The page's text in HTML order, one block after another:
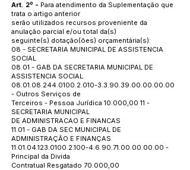
Art. 2º - Para atendimento da Suplementação que
trata o artigo anterior
serão utilizados recursos proveniente da
anulação parcial e/ou total da(s)
seguinte(s) dotação(ões) orçamentária(s):
08 - SECRETARIA MUNICIPAL DE ASSISTENCIA
SOCIAL
08.01 - GAB DA SECRETARIA MUNICIPAL DE
ASSISTENCIA SOCIAL
08.01.08.244.0100.2.010-3.3.90.39.00.00.00.00
- Outros Serviços de
Terceiros - Pessoa Jurídica 10.000,00 11 -
SECRETARIA MUNICIPAL
DE ADMINISTRACAO E FINANCAS
11.01 - GAB DA SEC MUNICIPAL DE
ADMINISTRAÇÃO E FINANÇAS
11.01.04.123.0100.2.100-4.6.90.71.00.00.00.00 -
Principal da Divida
Contratual Resgatado 70.000,00